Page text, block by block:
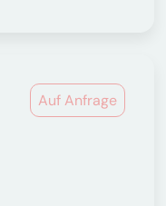
Auf Anfrage